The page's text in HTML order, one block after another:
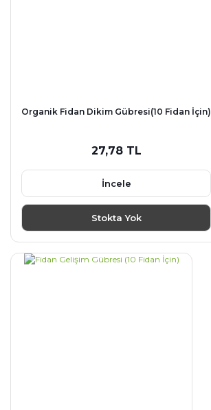
Organik Fidan Dikim Gübresi(10 Fidan İçin)
27,78 TL
İncele
Stokta Yok